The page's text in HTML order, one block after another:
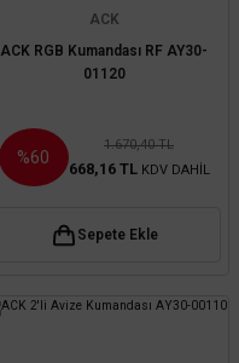
ACK
ACK RGB Kumandası RF AY30-
01120
%60
1.670,40 TL
668,16 TL KDV DAHİL
Sepete Ekle